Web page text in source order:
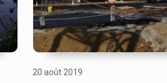
20 août 2019